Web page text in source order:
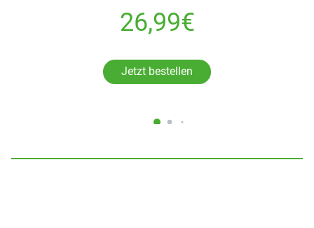
26,99€
Jetzt bestellen